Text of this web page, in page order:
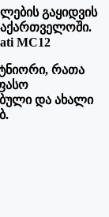
გაყიდვის
MC12
რათა
და ახალი